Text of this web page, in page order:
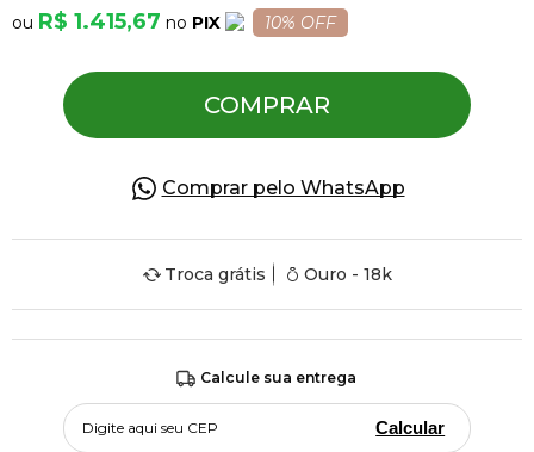
R$ 1.415,67 PIX 10% OFF
COMPRAR
Comprar pelo WhatsApp
Troca grátis Ouro - 18k
Calcule sua entrega
Calcular
Piercing
Pedras Preciosas
Presente